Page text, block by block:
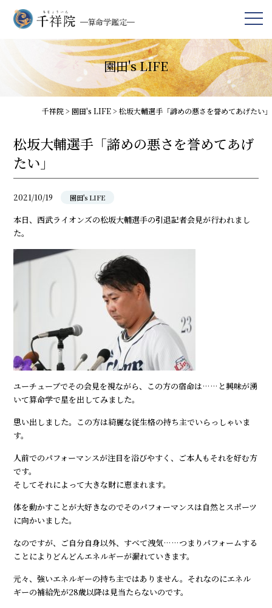
園田's LIFE
千祥院> 園田's LIFE> 松坂大輔選手「諦めの悪さを誉めてあげたい」
松坂大輔選手「諦めの悪さを誉めてあげ
たい」
2021/10/19 園田's LIFE
本日、西武ライオンズの松坂大輔選手の引退記者会見が行われまし
た。
ユーチューブでその会見を視ながら、この方の宿命は……と興味が湧
いて算命学で星を出してみました。
思い出しました。この方は綺麗な従生格の持ち主でいらっしゃいま
す。
人前でのパフォーマンスが注目を浴びやすく、ご本人もそれを好む方
です。
そしてそれによって大きな財に恵まれます。
体を動かすことが大好きなのでそのパフォーマンスは自然とスポーツ
に向かいました。
なのですが、ご自分自身以外、すべて洩気……つまりパフォームする
ことによりどんどんエネルギーが漏れていきます。
元々、強いエネルギーの持ち主ではありません。それなのにエネル
ギーの補給先が28歳以降は見当たらないのです。